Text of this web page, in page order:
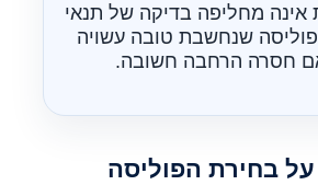
אינה מחליפה בדיקה של תנאי
שנחשבת טובה עשויה
חסרה הרחבה חשובה.
בחירת הפוליסה